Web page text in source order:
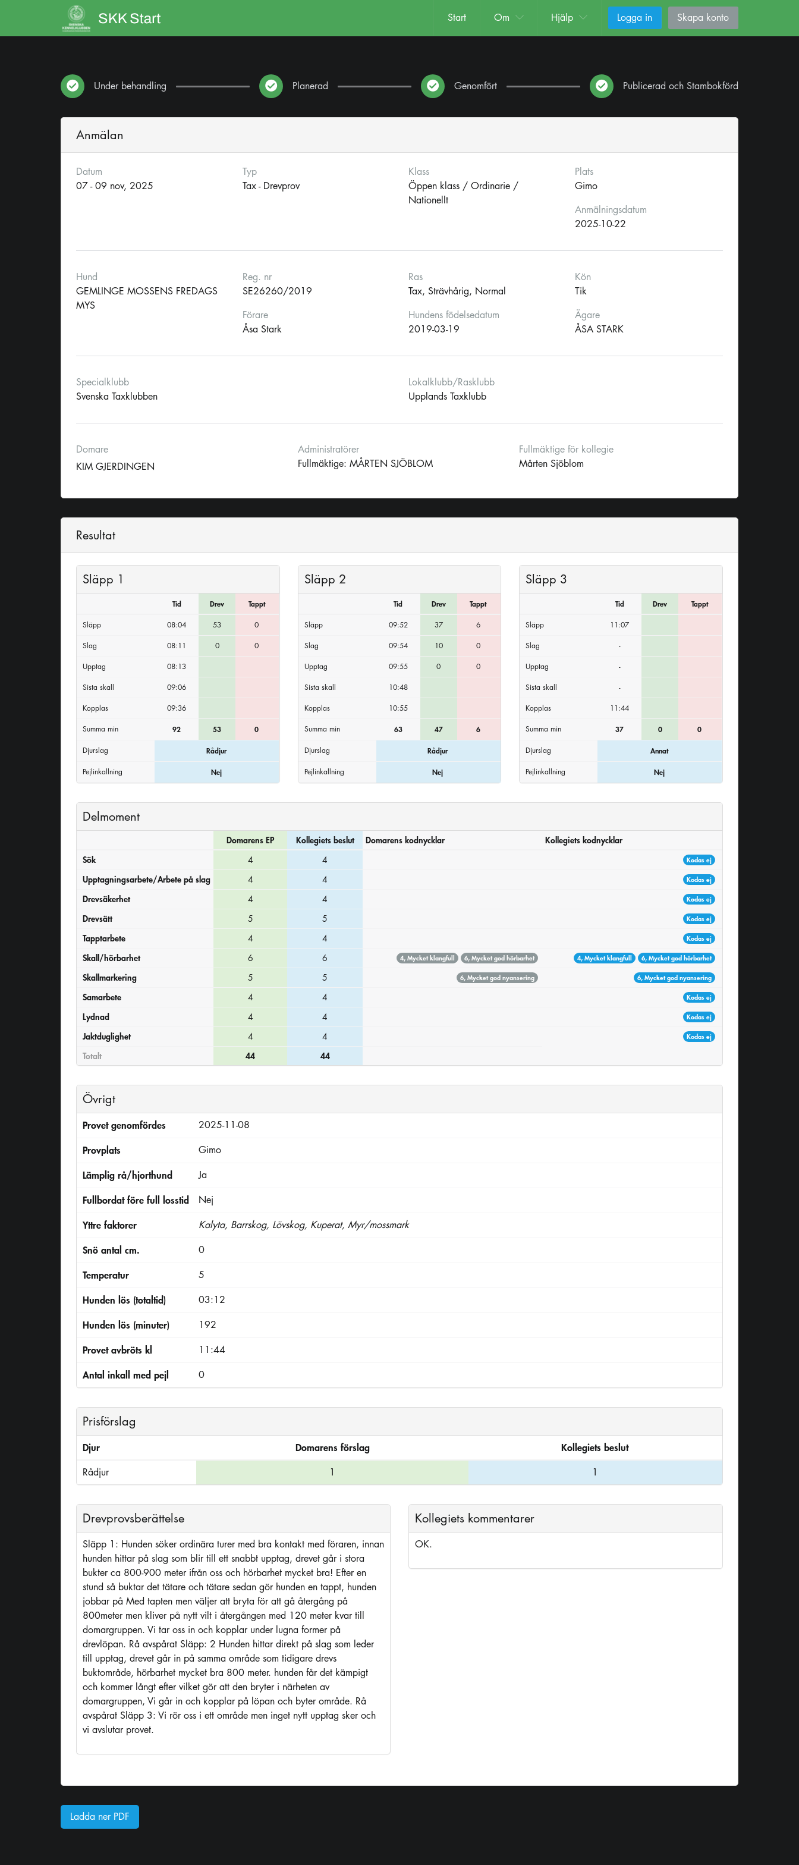
Start Om Hjälp Logga in Skapa konto
Under behandling Planerad Genomfört Publicerad och Stambokförd
Anmälan
Datum
07 - 09 nov, 2025
Typ
Tax - Drevprov
Klass
Öppen klass / Ordinarie /
Nationellt
Plats
Gimo
Anmälningsdatum
2025-10-22
Hund
GEMLINGE MOSSENS FREDAGS
MYS
Reg. nr
SE26260/2019
Ras
Tax, Strävhårig, Normal
Kön
Tik
Förare
Åsa Stark
Hundens födelsedatum
2019-03-19
Ägare
ÅSA STARK
Specialklubb
Svenska Taxklubben
Lokalklubb/Rasklubb
Upplands Taxklubb
Domare
KIM GJERDINGEN
Administratörer
Fullmäktige: MÅRTEN SJÖBLOM
Fullmäktige för kollegie
Mårten Sjöblom
Resultat
Släpp 1
Tid Drev Tappt
Släpp 08:04 53 0
Slag 08:11 0 0
Upptag 08:13
Sista skall 09:06
Kopplas 09:36
Summa min 92 53 0
Djurslag Rådjur
Pejlinkallning Nej
Släpp 2
Tid Drev Tappt
Släpp 09:52 37 6
Slag 09:54 10 0
Upptag 09:55 0 0
Sista skall 10:48
Kopplas 10:55
Summa min 63 47 6
Djurslag Rådjur
Pejlinkallning Nej
Släpp 3
Tid Drev Tappt
Släpp 11:07
Slag -
Upptag -
Sista skall -
Kopplas 11:44
Summa min 37 0 0
Djurslag Annat
Pejlinkallning Nej
Delmoment
Domarens EP Kollegiets beslut Domarens kodnycklar
Kollegiets kodnycklar
Sök
4 4 Kodas ej
Upptagningsarbete/Arbete på slag 4 4 Kodas ej
Drevsäkerhet 4 4 Kodas ej
Drevsätt 5 5 Kodas ej
Tapptarbete 4 4 Kodas ej
Skall/hörbarhet 6 6 6, Mycket god hörbarhet
4, Mycket klangfull 6, Mycket god hörbarhet
4, Mycket klangfull
Skallmarkering 5 5 6, Mycket god nyansering 6, Mycket god nyansering
Samarbete 4 4 Kodas ej
Lydnad 4 4 Kodas ej
Jaktduglighet 4 4 Kodas ej
Totalt 44 44
Övrigt
Provet genomfördes
2025-11-08
Provplats
Gimo
Lämplig rå/hjorthund
Ja
Fullbordat före full losstid
Nej
Yttre faktorer
Kalyta, Barrskog, Lövskog, Kuperat, Myr/mossmark
Snö antal cm.
0
Temperatur
5
Hunden lös (totaltid)
03:12
Hunden lös (minuter)
192
Provet avbröts kl
11:44
Antal inkall med pejl
0
Prisförslag
Djur Domarens förslag
Kollegiets beslut
Rådjur
1 1
Drevprovsberättelse
Släpp 1: Hunden söker ordinära turer med bra kontakt med föraren, innan
hunden hittar på slag som blir till ett snabbt upptag, drevet går i stora
bukter ca 800-900 meter ifrån oss och hörbarhet mycket bra! Efter en
stund så buktar det tätare och tätare sedan gör hunden en tappt, hunden
jobbar på Med tapten men väljer att bryta för att gå återgång på
800meter men kliver på nytt vilt i återgången med 120 meter kvar till
domargruppen. Vi tar oss in och kopplar under lugna former på
drevlöpan. Rå avspårat Släpp: 2 Hunden hittar direkt på slag som leder
till upptag, drevet går in på samma område som tidigare drevs
buktområde, hörbarhet mycket bra 800 meter. hunden får det kämpigt
och kommer långt efter vilket gör att den bryter i närheten av
domargruppen, Vi går in och kopplar på löpan och byter område. Rå
avspårat Släpp 3: Vi rör oss i ett område men inget nytt upptag sker och
vi avslutar provet.
Kollegiets kommentarer
OK.
Ladda ner PDF